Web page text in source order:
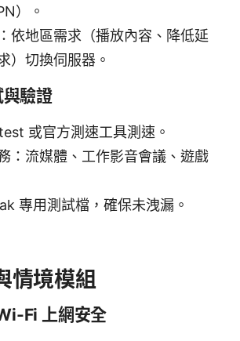
）。
依地區需求（播放內容、降低延
）切換伺服器。
驗證
或官方測速工具測速。
：流媒體、工作影音會議、遊戲
專用測試檔，確保未洩漏。
情境模組
Fi 上網安全